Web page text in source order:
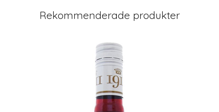
Rekommenderade produkter